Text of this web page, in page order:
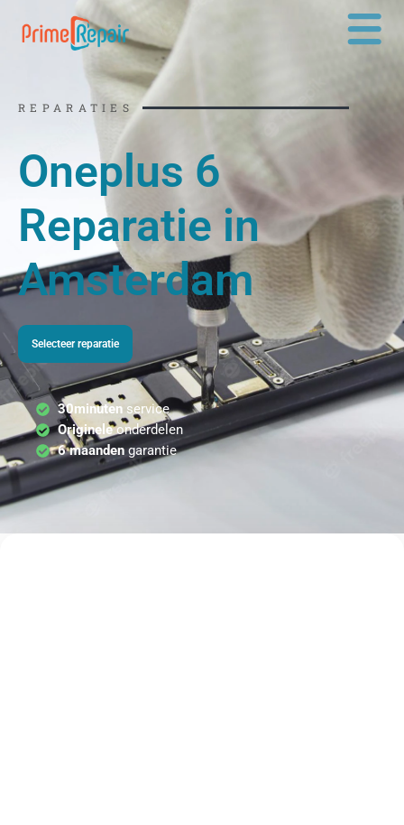
naar
REPARATIES
Oneplus 6
Reparatie in
Amsterdam
Selecteer reparatie
30minutenservice
Origineleonderdelen
6 maandengarantie